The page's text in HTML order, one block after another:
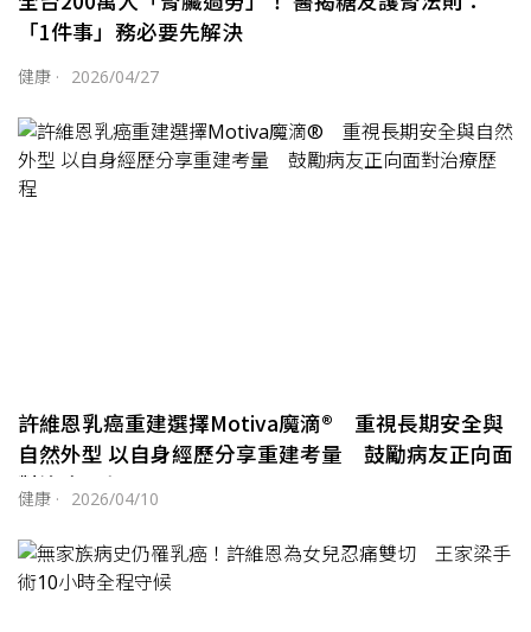
「1件事」務必要先解決
健康 · 2026/04/27
許維恩乳癌重建選擇Motiva魔滴® 重視長期安全與
自然外型 以自身經歷分享重建考量 鼓勵病友正向面
對治療歷程
健康 · 2026/04/10